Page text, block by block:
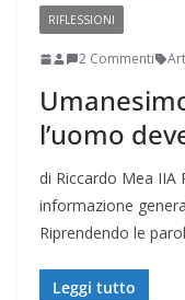
RIFLESSIONI
2 Commenti
l’uomo
di Riccardo Mea
informazione
Riprendendo le
Leggi tutto